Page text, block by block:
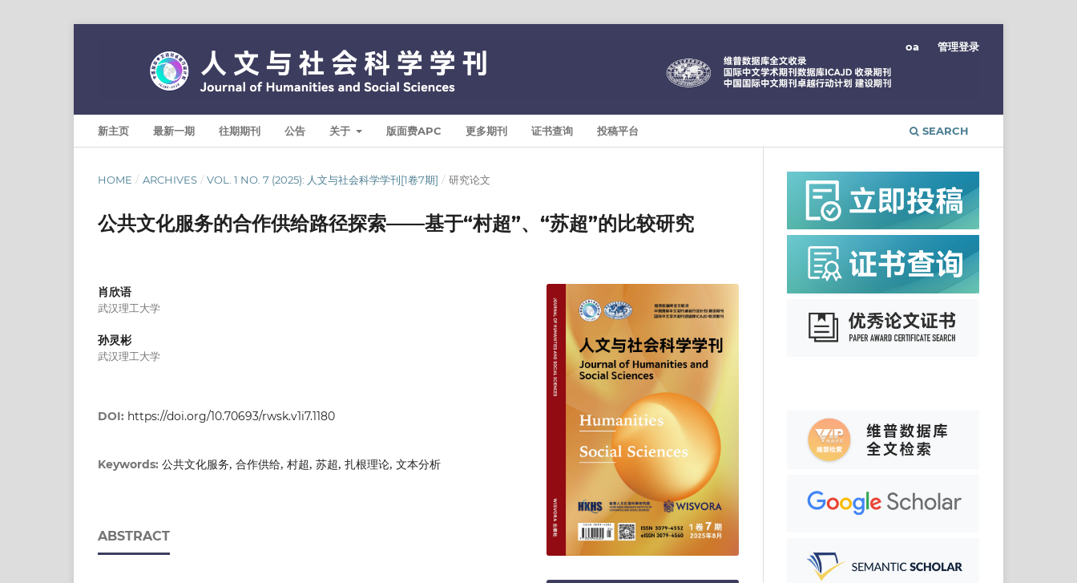
新主页 最新一期 往期期刊 公告 关于 版面费APC 更多期刊 证书查询 投稿平台 SEARCH
oa 管理登录
HOME / ARCHIVES / VOL. 1 NO. 7 (2025): 人文与社会科学学刊[1卷7期] / 研究论文
公共文化服务的合作供给路径探索——基于“村超”、“苏超”的比较研究
肖欣语
武汉理工大学
孙灵彬
武汉理工大学
DOI: https://doi.org/10.70693/rwsk.v1i7.1180
Keywords: 公共文化服务, 合作供给, 村超, 苏超, 扎根理论, 文本分析
ABSTRACT